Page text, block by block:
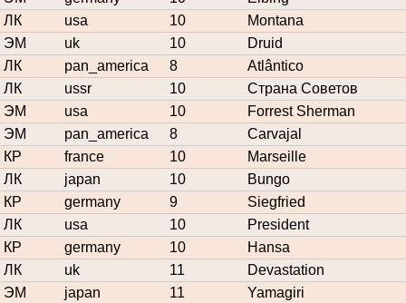
ЛК
usa 10
Montana
ЭМ
uk 10
Druid
ЛК
pan_america 8
Atlântico
ЛК
ussr 10
Страна Советов
ЭМ
usa 10
Forrest Sherman
ЭМ
pan_america 8
Carvajal
КР
france 10
Marseille
ЛК
japan 10
Bungo
КР
germany 9
Siegfried
ЛК
usa 10
President
КР
germany 10
Hansa
ЛК
uk 11
Devastation
ЭМ
japan 11
Yamagiri